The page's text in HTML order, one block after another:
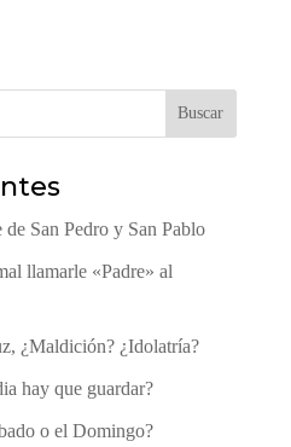
Buscar
San Pedro y San Pablo
llamarle «Padre» al
¿Maldición? ¿Idolatría?
hay que guardar?
o el Domingo?